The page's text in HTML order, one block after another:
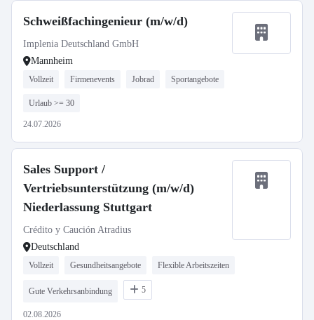
Schweißfachingenieur (m/w/d)
Implenia Deutschland GmbH
Mannheim
Vollzeit Firmenevents Jobrad Sportangebote
Urlaub >= 30
24.07.2026
Sales Support /
Vertriebsunterstützung (m/w/d)
Niederlassung Stuttgart
Crédito y Caución Atradius
Deutschland
Vollzeit Gesundheitsangebote Flexible Arbeitszeiten
Gute Verkehrsanbindung 5
02.08.2026